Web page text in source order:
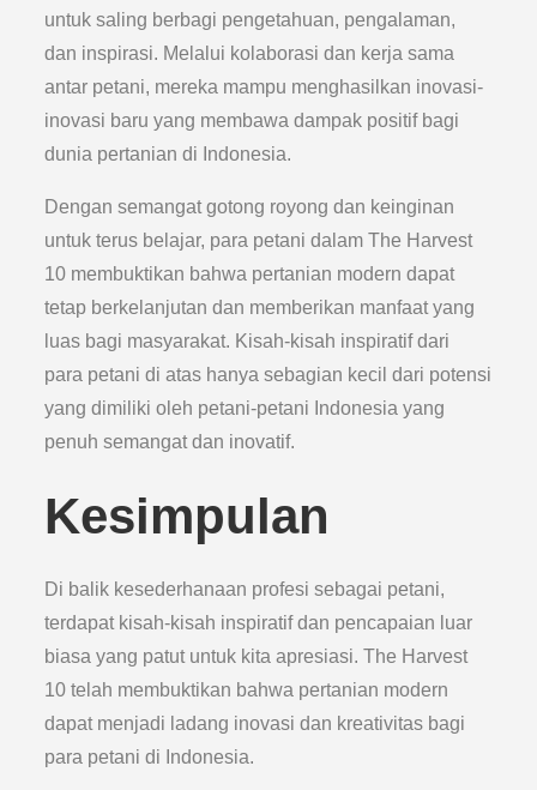
untuk saling berbagi pengetahuan, pengalaman,
dan inspirasi. Melalui kolaborasi dan kerja sama
antar petani, mereka mampu menghasilkan inovasi-
inovasi baru yang membawa dampak positif bagi
dunia pertanian di Indonesia.
Dengan semangat gotong royong dan keinginan
untuk terus belajar, para petani dalam The Harvest
10 membuktikan bahwa pertanian modern dapat
tetap berkelanjutan dan memberikan manfaat yang
luas bagi masyarakat. Kisah-kisah inspiratif dari
para petani di atas hanya sebagian kecil dari potensi
yang dimiliki oleh petani-petani Indonesia yang
penuh semangat dan inovatif.
Kesimpulan
Di balik kesederhanaan profesi sebagai petani,
terdapat kisah-kisah inspiratif dan pencapaian luar
biasa yang patut untuk kita apresiasi. The Harvest
10 telah membuktikan bahwa pertanian modern
dapat menjadi ladang inovasi dan kreativitas bagi
para petani di Indonesia.